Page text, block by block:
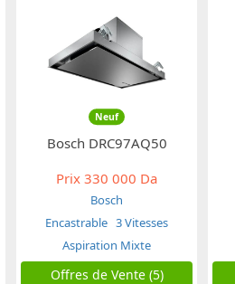
Neuf
Bosch DRC97AQ50
Prix 330 000 Da
Bosch
Encastrable 3 Vitesses
Aspiration Mixte
Offres de Vente (5)